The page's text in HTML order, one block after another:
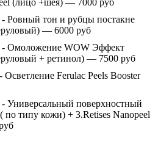
Ровный тон и рубцы постакне
— 6000 руб
- Омоложение WOW Эффект
+ ретинол) — 7500 руб
Ferulac Peels Booster
Универсальный поверхностный
по типу кожи) + 3.Retises Nanopeel